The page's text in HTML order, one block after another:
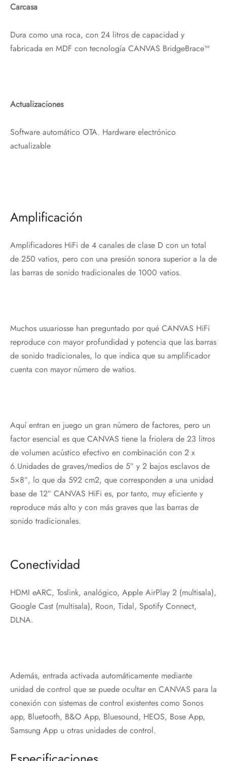
Carcasa
Dura como una roca, con 24 litros de capacidad y
fabricada en MDF con tecnología CANVAS BridgeBrace™
Actualizaciones
Software automático OTA. Hardware electrónico
actualizable
Amplificación
Amplificadores HiFi de 4 canales de clase D con un total
de 250 vatios, pero con una presión sonora superior a la de
las barras de sonido tradicionales de 1000 vatios.
Muchos usuariosse han preguntado por qué CANVAS HiFi
reproduce con mayor profundidad y potencia que las barras
de sonido tradicionales, lo que indica que su amplificador
cuenta con mayor número de watios.
Aquí entran en juego un gran número de factores, pero un
factor esencial es que CANVAS tiene la friolera de 23 litros
de volumen acústico efectivo en combinación con 2 x
6.Unidades de graves/medios de 5″ y 2 bajos esclavos de
5×8″, lo que da 592 cm2, que corresponden a una unidad
base de 12″ CANVAS HiFi es, por tanto, muy eficiente y
reproduce más alto y con más graves que las barras de
sonido tradicionales.
Conectividad
HDMI eARC, Toslink, analógico, Apple AirPlay 2 (multisala),
Google Cast (multisala), Roon, Tidal, Spotify Connect,
DLNA.
Además, entrada activada automáticamente mediante
unidad de control que se puede ocultar en CANVAS para la
conexión con sistemas de control existentes como Sonos
app, Bluetooth, B&O App, Bluesound, HEOS, Bose App,
Samsung App u otras unidades de control.